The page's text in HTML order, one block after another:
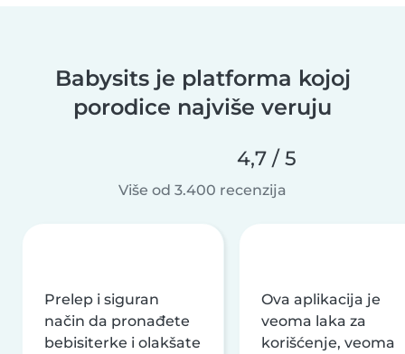
Babysits je platforma kojoj
porodice najviše veruju
4,7 / 5
Više od 3.400 recenzija
Prelep i siguran
način da pronađete
bebisiterke i olakšate
Ova aplikacija je
veoma laka za
korišćenje, veoma